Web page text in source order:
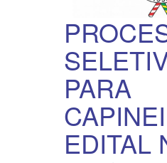
PARA
EDITAL